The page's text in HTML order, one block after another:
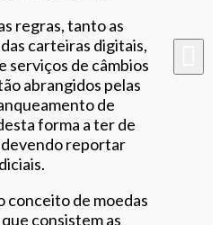
regras, tanto as
carteiras digitais,
serviços de câmbios
abrangidos pelas
de
forma a ter de
reportar
conceito de moedas
consistem as